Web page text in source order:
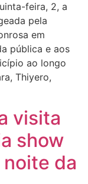
feira, 2, a
pela
em
pública e aos
ao longo
Thiyero,
visita
show
da